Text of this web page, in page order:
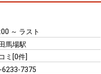
～ ラスト
馬場駅
ミ[0件]
6233-7375